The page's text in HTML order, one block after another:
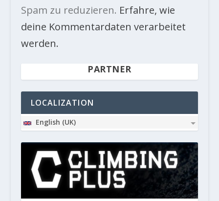
Spam zu reduzieren. Erfahre, wie
deine Kommentardaten verarbeitet
werden.
PARTNER
LOCALIZATION
English (UK)